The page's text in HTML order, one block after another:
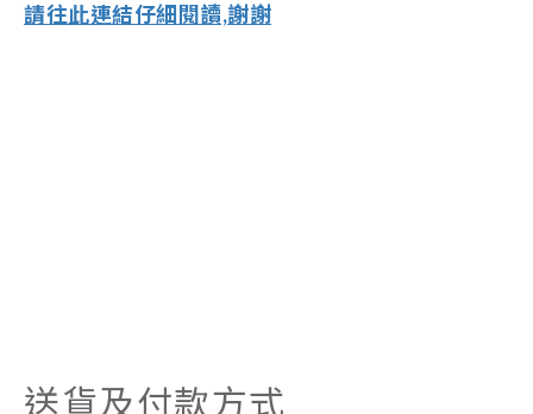
請往此連結仔細閱讀,謝謝
送貨及付款方式